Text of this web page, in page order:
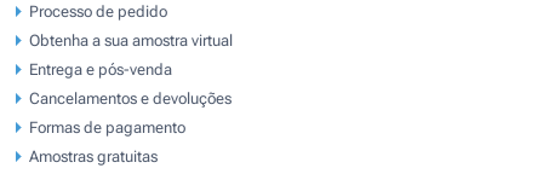
Processo de pedido
Obtenha a sua amostra virtual
Entrega e pós-venda
Cancelamentos e devoluções
Formas de pagamento
Amostras gratuitas